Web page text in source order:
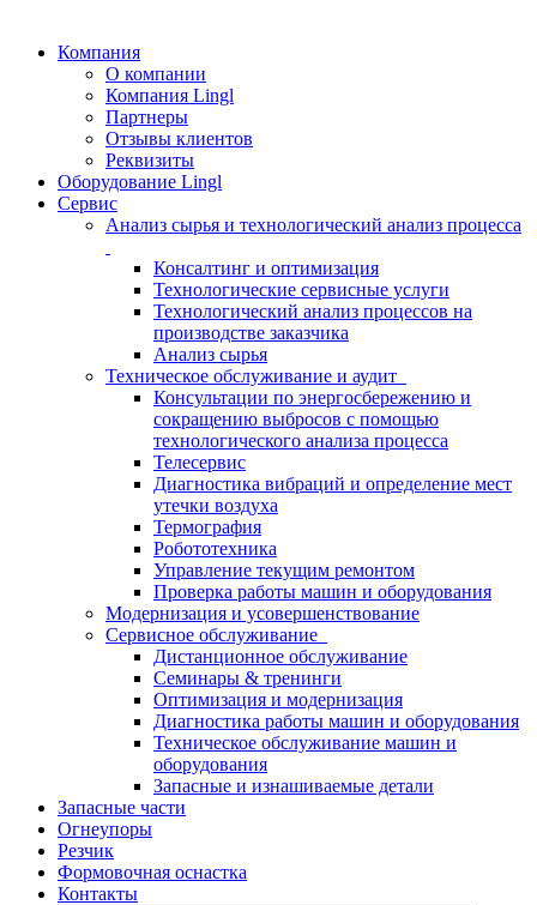
Компания
О компании
Компания Lingl
Партнеры
Отзывы клиентов
Реквизиты
Оборудование Lingl
Сервис
Анализ сырья и технологический анализ процесса
Консалтинг и оптимизация
Технологические сервисные услуги
Технологический анализ процессов на
производстве заказчика
Анализ сырья
Техническое обслуживание и аудит
Консультации по энергосбережению и
сокращению выбросов с помощью
технологического анализа процесса
Телесервис
Диагностика вибраций и определение мест
утечки воздуха
Термография
Робототехника
Управление текущим ремонтом
Проверка работы машин и оборудования
Модернизация и усовершенствование
Сервисное обслуживание
Дистанционное обслуживание
Семинары & тренинги
Оптимизация и модернизация
Диагностика работы машин и оборудования
Техническое обслуживание машин и
оборудования
Запасные и изнашиваемые детали
Запасные части
Огнеупоры
Резчик
Формовочная оснастка
Контакты